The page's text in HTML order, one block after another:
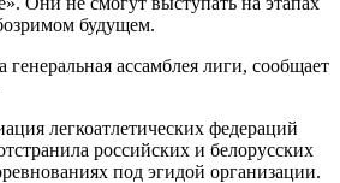
будущем.
ассамблея лиги, сообщает
легкоатлетических федераций
российских и белорусских
под эгидой организации.